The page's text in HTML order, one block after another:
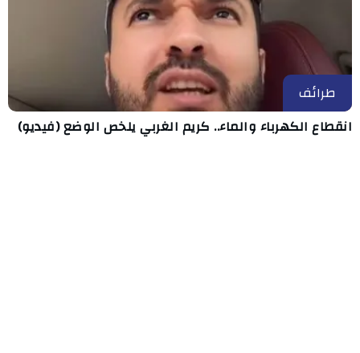
طرائف
انقطاع الكهرباء والماء.. كريم الغربي يلخص الوضع (فيديو)